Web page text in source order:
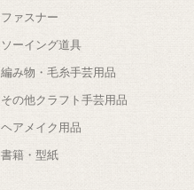
ファスナー
ソーイング道具
編み物・毛糸手芸用品
その他クラフト手芸用品
ヘアメイク用品
書籍・型紙